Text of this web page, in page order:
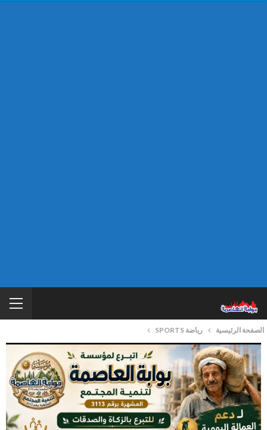
الصفحة الرئيسية رياضة SPORTS